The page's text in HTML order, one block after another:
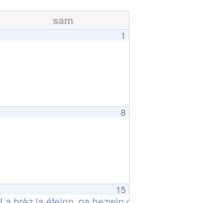
sam
1
8
15